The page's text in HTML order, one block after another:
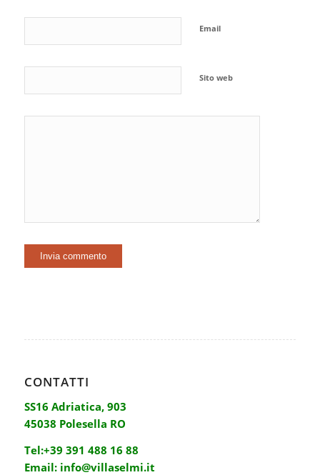
Email
Sito web
CONTATTI
SS16 Adriatica, 903
45038 Polesella RO
Tel:+39 391 488 16 88
Email: info@villaselmi.it